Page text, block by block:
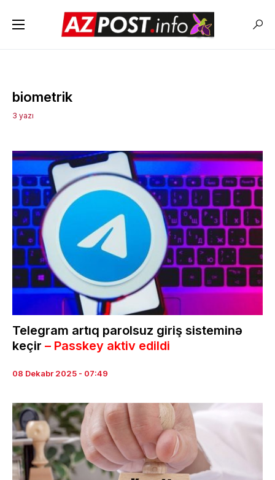
biometrik
3 yazı
Telegram artıq parolsuz giriş sisteminə
keçir – Passkey aktiv edildi
08 Dekabr 2025 - 07:49